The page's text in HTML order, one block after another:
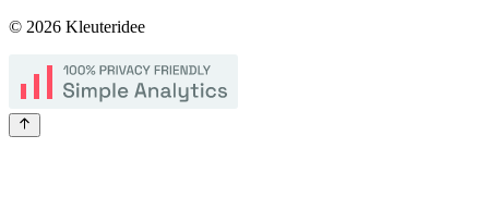
© 2026 Kleuteridee